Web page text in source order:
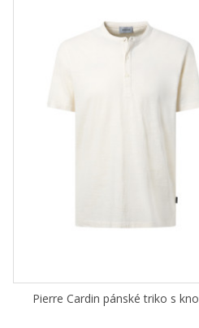
Pierre Cardin pánské triko s